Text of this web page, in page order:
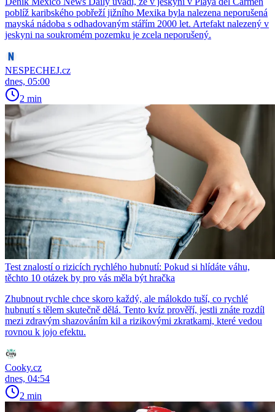
poblíž karibského pobřeží jižního Mexika byla nalezena neporušená
mayská nádoba s odhadovaným stářím 2000 let. Artefakt nalezený v
jeskyni na soukromém pozemku je zcela neporušený.
NESPECHEJ.cz
dnes, 05:00
2 min
Test znalostí o rizicích rychlého hubnutí: Pokud si hlídáte váhu,
těchto 10 otázek by pro vás měla být hračka
Zhubnout rychle chce skoro každý, ale málokdo tuší, co rychlé
hubnutí s tělem skutečně dělá. Tento kvíz prověří, jestli znáte rozdíl
mezi zdravým shazováním kil a rizikovými zkratkami, které vedou
rovnou k jojo efektu.
Cooky.cz
dnes, 04:54
2 min